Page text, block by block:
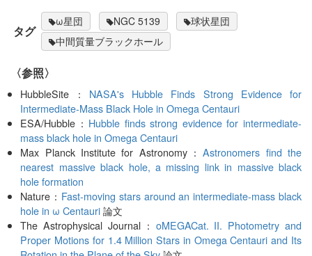
タグ
ω星団 NGC 5139
球状星団
中間質量ブラックホール
〈参照〉
HubbleSite： NASA's Hubble Finds Strong Evidence for
Intermediate-Mass Black Hole in Omega Centauri
ESA/Hubble： Hubble finds strong evidence for intermediate-
mass black hole in Omega Centauri
Max Planck Institute for Astronomy：Astronomers find the
nearest massive black hole, a missing link in massive black
hole formation
Nature： Fast-moving stars around an intermediate-mass black
hole in ω Centauri論文
The Astrophysical Journal： oMEGACat. II. Photometry and
Proper Motions for 1.4 Million Stars in Omega Centauri and Its